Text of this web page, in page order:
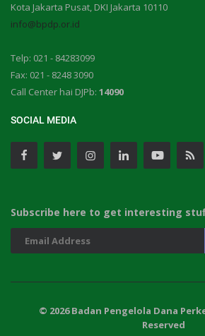
Kota Jakarta Pusat, DKI Jakarta 10110
info@bpdp.or.id
Telp: 021 - 84283099
Fax: 021 - 8248 3090
Call Center hai DJPb: 14090
SOCIAL MEDIA
Subscribe here to get interesting
© 2026 Badan Pengelola Dana
Reserved